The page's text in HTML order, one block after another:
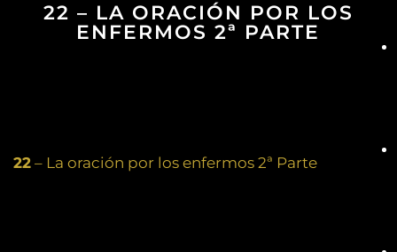
22 – LA ORACIÓN POR LOS
ENFERMOS 2ª PARTE
22 – La oración por los enfermos 2ª Parte